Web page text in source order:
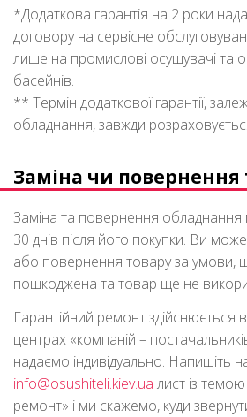
*Додаткова гарантія на 2 роки
договору на сервісне
лише на промислові осушувачі та
басейнів.
** Термін додаткової гарантії,
обладнання, завжди
Заміна чи повернення
Заміна та повернення
30 днів після його покупки. Ви
або повернення товару за умови,
пошкоджена та товар ще не
Гарантійний ремонт здійснюється
центрах «компаній –
надаємо індивідуально. Напишіть
info@osushiteli.kiev.ua лист із
ремонт» і ми скажемо, куди